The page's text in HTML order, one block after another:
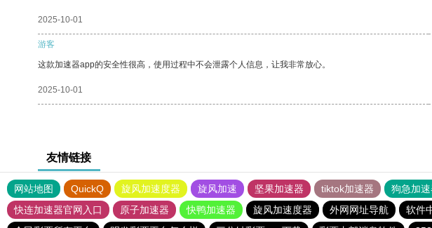
2025-10-01
游客
这款加速器app的安全性很高，使用过程中不会泄露个人信息，让我非常放心。
2025-10-01
友情链接
网站地图 QuickQ 旋风加速度器 旋风加速 坚果加速器 tiktok加速器 狗急加
快连加速器官网入口
原子加速器 快鸭加速器 旋风加速度器 外网网址导航 软件